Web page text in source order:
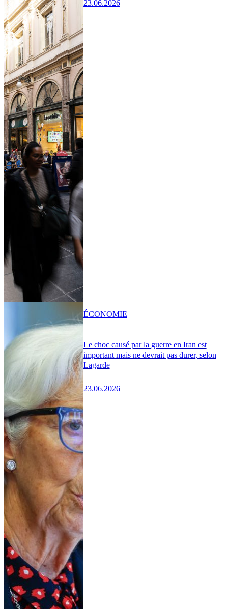
23.06.2026
Le choc causé par la guerre en Iran est
important mais ne devrait pas durer, selon
Lagarde
23.06.2026
ÉCONOMIE